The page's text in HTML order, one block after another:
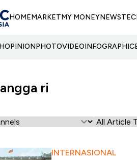
HOMEMARKETMY MONEYNEWS
OPINIONPHOTOVIDEOINFOGRAPHIC
ri
INTERNASIONAL